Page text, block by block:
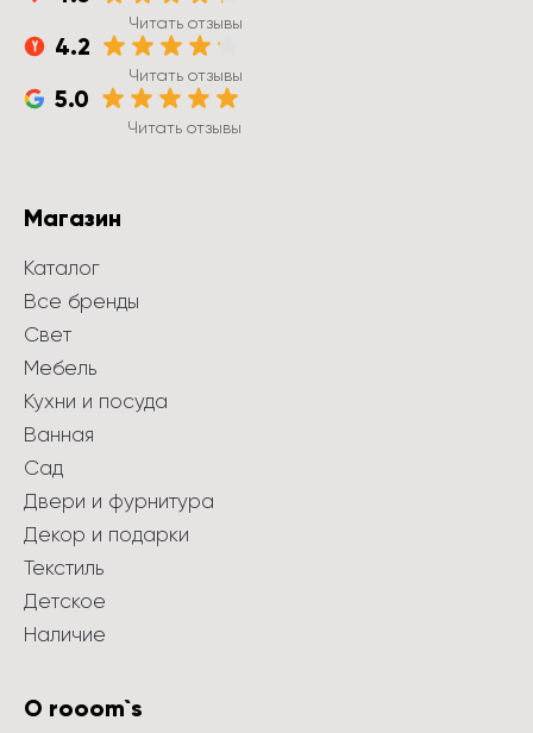
Читать отзывы
4.2
Читать отзывы
5.0
Читать отзывы
Магазин
Каталог
Все бренды
Свет
Мебель
Кухни и посуда
Ванная
Сад
Двери и фурнитура
Декор и подарки
Текстиль
Детское
Наличие
О rooom`s